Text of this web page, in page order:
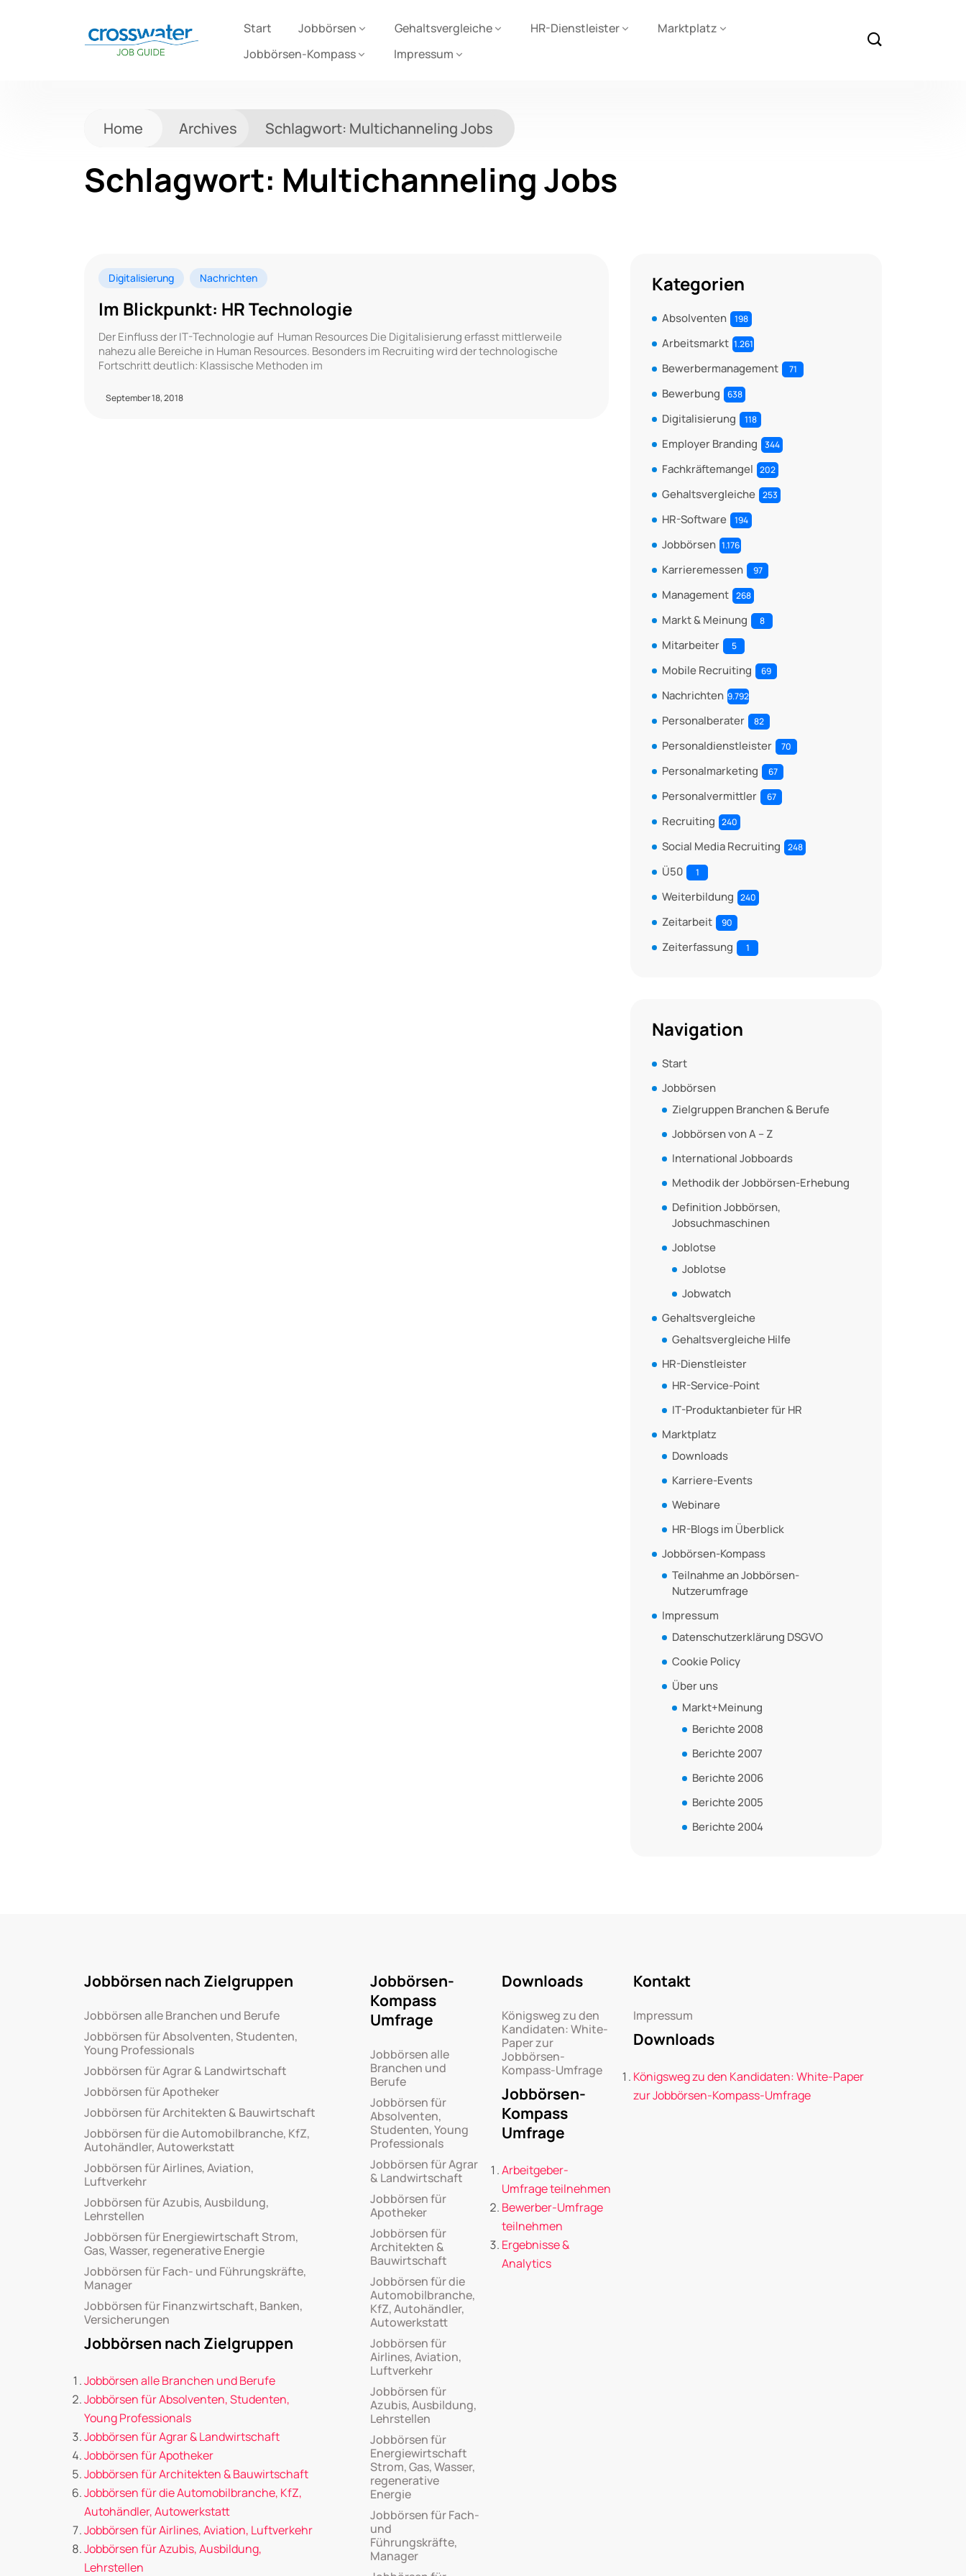
Start Jobbörsen Gehaltsvergleiche HR-Dienstleister
Marktplatz
Jobbörsen-Kompass
Impressum
Home Archives Schlagwort: Multichanneling Jobs
Schlagwort: Multichanneling Jobs
Digitalisierung Nachrichten
Im Blickpunkt: HR Technologie
Der Einfluss der IT-Technologie auf Human Resources Die Digitalisierung erfasst mittlerweile
nahezu alle Bereiche in Human Resources. Besonders im Recruiting wird der technologische
Fortschritt deutlich: Klassische Methoden im
September 18, 2018
Kategorien
Absolventen 198
Arbeitsmarkt 1.261
Bewerbermanagement 71
Bewerbung 638
Digitalisierung 118
Employer Branding 344
Fachkräftemangel 202
Gehaltsvergleiche 253
HR-Software 194
Jobbörsen 1.176
Karrieremessen 97
Management 268
Markt & Meinung 8
Mitarbeiter 5
Mobile Recruiting 69
Nachrichten 9.792
Personalberater 82
Personaldienstleister 70
Personalmarketing 67
Personalvermittler 67
Recruiting 240
Social Media Recruiting 248
Ü50 1
Weiterbildung 240
Zeitarbeit 90
Zeiterfassung 1
Navigation
Start
Jobbörsen
Zielgruppen Branchen & Berufe
Jobbörsen von A – Z
International Jobboards
Methodik der Jobbörsen-Erhebung
Definition Jobbörsen,
Jobsuchmaschinen
Joblotse
Joblotse
Jobwatch
Gehaltsvergleiche
Gehaltsvergleiche Hilfe
HR-Dienstleister
HR-Service-Point
IT-Produktanbieter für HR
Marktplatz
Downloads
Karriere-Events
Webinare
HR-Blogs im Überblick
Jobbörsen-Kompass
Teilnahme an Jobbörsen-
Nutzerumfrage
Impressum
Datenschutzerklärung DSGVO
Cookie Policy
Über uns
Markt+Meinung
Berichte 2008
Berichte 2007
Berichte 2006
Berichte 2005
Berichte 2004
Jobbörsen nach Zielgruppen
Jobbörsen alle Branchen und Berufe
Jobbörsen für Absolventen, Studenten,
Young Professionals
Jobbörsen für Agrar & Landwirtschaft
Jobbörsen für Apotheker
Jobbörsen für Architekten & Bauwirtschaft
Jobbörsen für die Automobilbranche, KfZ,
Autohändler, Autowerkstatt
Jobbörsen für Airlines, Aviation,
Luftverkehr
Jobbörsen für Azubis, Ausbildung,
Lehrstellen
Jobbörsen für Energiewirtschaft Strom,
Gas, Wasser, regenerative Energie
Jobbörsen für Fach- und Führungskräfte,
Manager
Jobbörsen für Finanzwirtschaft, Banken,
Versicherungen
Jobbörsen nach Zielgruppen
Jobbörsen alle Branchen und Berufe
Jobbörsen für Absolventen, Studenten,
Young Professionals
Jobbörsen für Agrar & Landwirtschaft
Jobbörsen für Apotheker
Jobbörsen für Architekten & Bauwirtschaft
Jobbörsen für die Automobilbranche, KfZ,
Autohändler, Autowerkstatt
Jobbörsen für Airlines, Aviation, Luftverkehr
Jobbörsen für Azubis, Ausbildung,
Lehrstellen
Jobbörsen-
Kompass
Umfrage
Jobbörsen alle
Branchen und
Berufe
Jobbörsen für
Absolventen,
Studenten, Young
Professionals
Jobbörsen für Agrar
& Landwirtschaft
Jobbörsen für
Apotheker
Jobbörsen für
Architekten &
Bauwirtschaft
Jobbörsen für die
Automobilbranche,
KfZ, Autohändler,
Autowerkstatt
Jobbörsen für
Airlines, Aviation,
Luftverkehr
Jobbörsen für
Azubis, Ausbildung,
Lehrstellen
Jobbörsen für
Energiewirtschaft
Strom, Gas, Wasser,
regenerative
Energie
Jobbörsen für Fach-
und
Führungskräfte,
Manager
Downloads
Königsweg zu den
Kandidaten: White-
Paper zur
Jobbörsen-
Kompass-Umfrage
Jobbörsen-
Kompass
Umfrage
Arbeitgeber-
Umfrage teilnehmen
Bewerber-Umfrage
teilnehmen
Ergebnisse &
Analytics
Kontakt
Impressum
Downloads
Königsweg zu den Kandidaten: White-Paper
zur Jobbörsen-Kompass-Umfrage